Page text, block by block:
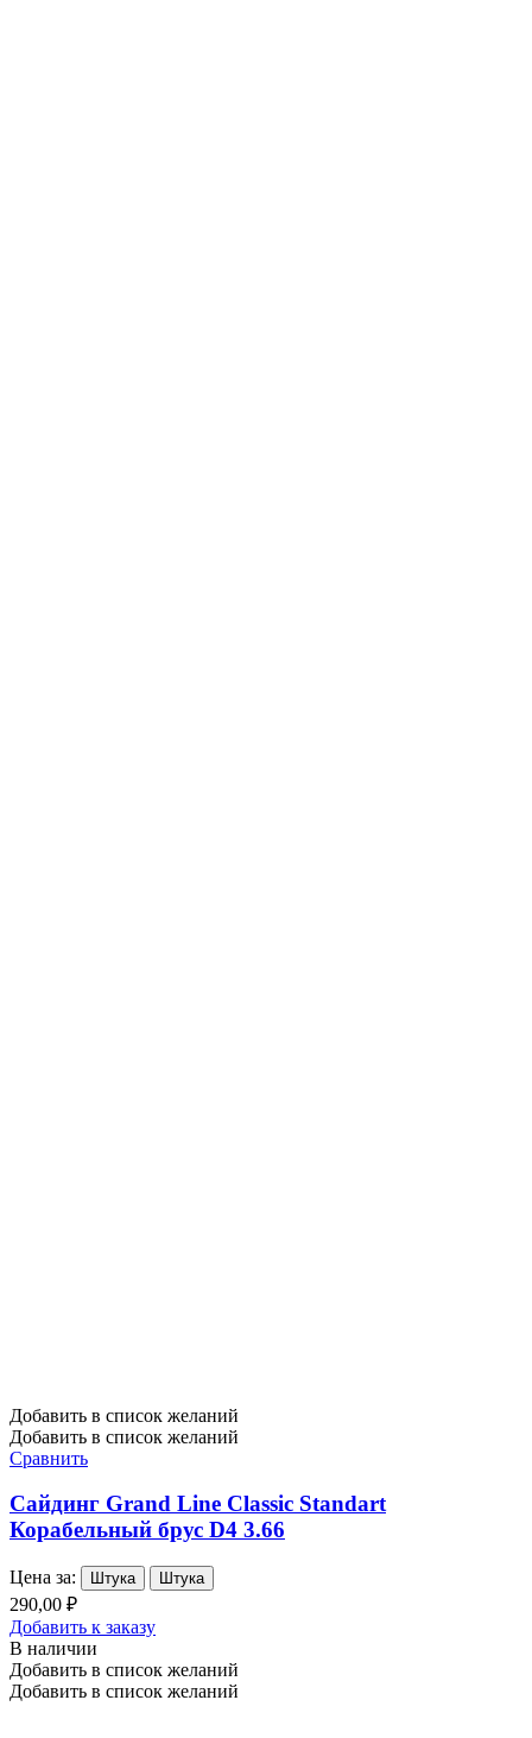
Добавить в список желаний
Добавить в список желаний
Сравнить
Сайдинг Grand Line Classic Standart
Корабельный брус D4 3.66
Цена за: Штука Штука
290,00 ₽
Добавить к заказу
В наличии
Добавить в список желаний
Добавить в список желаний